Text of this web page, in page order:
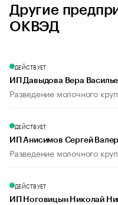
Другие
ОКВЭД
ДЕЙСТВУЕТ
ИП Давыдова Вера
Разведение молочного
ДЕЙСТВУЕТ
ИП Анисимов Сергей
Разведение молочного
ДЕЙСТВУЕТ
ИП Ноговицын Николай